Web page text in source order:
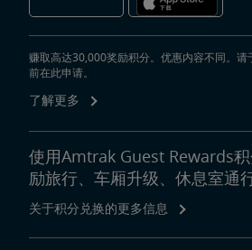
赚取高达30,000奖励积分。优惠内容不同。请
前在此申请。
了解更多
使用Amtrak Guest Rewards
励旅行、车厢升级、休息室通
关于积分兑换的更多信息